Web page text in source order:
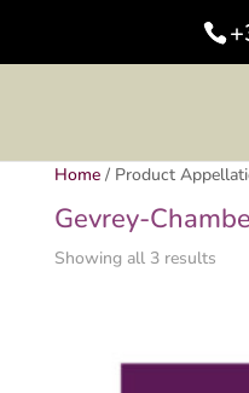
Home/ Product
Gevrey-
Showing all 3 results